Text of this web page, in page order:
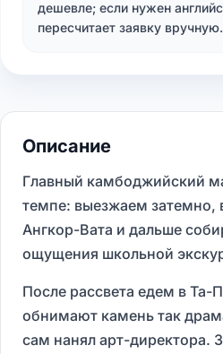
дешевле; если нужен
пересчитает заявку вручную.
Описание
Главный камбоджийский
темпе: выезжаем затемно,
Ангкор-Вата и дальше
ощущения школьной
После рассвета едем в Та-
обнимают камень так
сам нанял арт-директора.